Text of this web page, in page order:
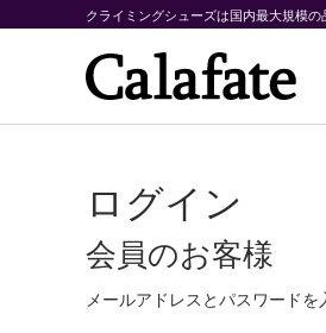
クライミングシューズは国内最大規模
ログイン
会員のお客様
メールアドレスとパスワードを